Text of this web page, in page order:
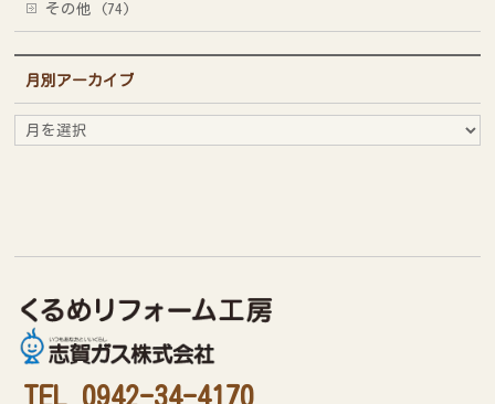
その他 (74)
月別アーカイブ
月
別
TEL 0942-34-4170